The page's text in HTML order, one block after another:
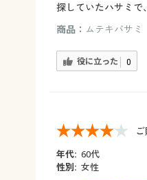
探していたハサミで
商品： ムテキバサミ
役に立った 0
年代: 60代
性別: 女性